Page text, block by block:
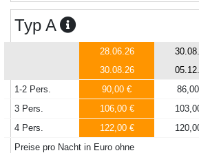
Typ A
28.06.26
30.08.26
1-2 Pers.
90,00 €
3 Pers.
106,00 €
4 Pers.
122,00 €
Preise pro Nacht in Euro ohne